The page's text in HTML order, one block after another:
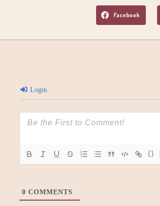
Facebook
Login
{}
0 COMMENTS